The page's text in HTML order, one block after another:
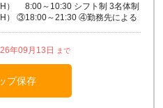
） 8:00～10:30 シフト制 3名体制
） ③18:00～21:30 ④勤務先による
年09月13日
プ保存